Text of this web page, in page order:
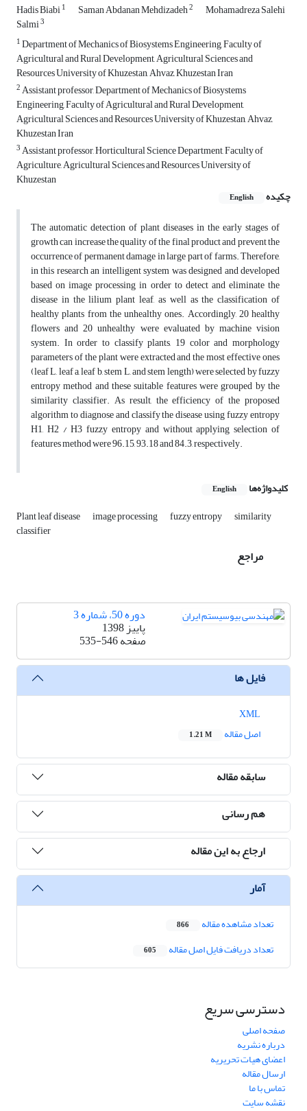
Hadis Biabi1 Saman Abdanan Mehdizadeh2 Mohamadreza Salehi
Salmi3
1Department of Mechanics of Biosystems Engineering, Faculty of
Agricultural and Rural Development, Agricultural Sciences and
Resources University of Khuzestan, Ahvaz, Khuzestan Iran
2Assistant professor, Department of Mechanics of Biosystems
Engineering, Faculty of Agricultural and Rural Development,
Agricultural Sciences and Resources University of Khuzestan, Ahvaz,
Khuzestan Iran
3Assistant professor, Horticultural Science Department, Faculty of
Agriculture, Agricultural Sciences and Resources University of
Khuzestan
چکیده
English
The automatic detection of plant diseases in the early stages of
growth can increase the quality of the final product and prevent the
occurrence of permanent damage in large part of farms. Therefore,
in this research an intelligent system was designed and developed
based on image processing in order to detect and eliminate the
disease in the lilium plant leaf, as well as the classification of
healthy plants from the unhealthy ones. Accordingly, 20 healthy
flowers and 20 unhealthy were evaluated by machine vision
system. In order to classify plants, 19 color and morphology
parameters of the plant were extracted and the most effective ones
(leaf L, leaf a, leaf b, stem L, and stem length) were selected by fuzzy
entropy method and these suitable features were grouped by the
similarity classifier. As result, the efficiency of the proposed
algorithm to diagnose and classify the disease using fuzzy entropy
H1, H2 / H3 fuzzy entropy and without applying selection of
features method were 96.15, 93.18 and 84.3, respectively.
کلیدواژه‌ها English
Plant leaf disease image processing fuzzy entropy similarity
classifier
مراجع
دوره 50، شماره 3
پاییز 1398
صفحه535-546
فایل ها
اصل مقاله
1.21 M
سابقه مقاله
هم رسانی
ارجاع به این مقاله
آمار
تعداد مشاهده مقاله 866
تعداد دریافت فایل اصل مقاله 605
دسترسی سریع
صفحه اصلی
درباره نشریه
اعضای هیات تحریریه
ارسال مقاله
تماس با ما
نقشه سایت